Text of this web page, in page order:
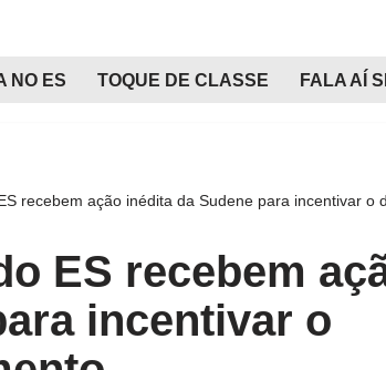
NO ES TOQUE DE CLASSE FALA AÍ
recebem ação inédita da Sudene para incentivar o
ES recebem
incentivar o